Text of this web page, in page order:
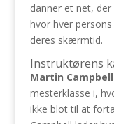
danner et net,
hvor hver
deres skærmtid.
Instruktørens
Martin
mesterklasse i,
ikke blot til at